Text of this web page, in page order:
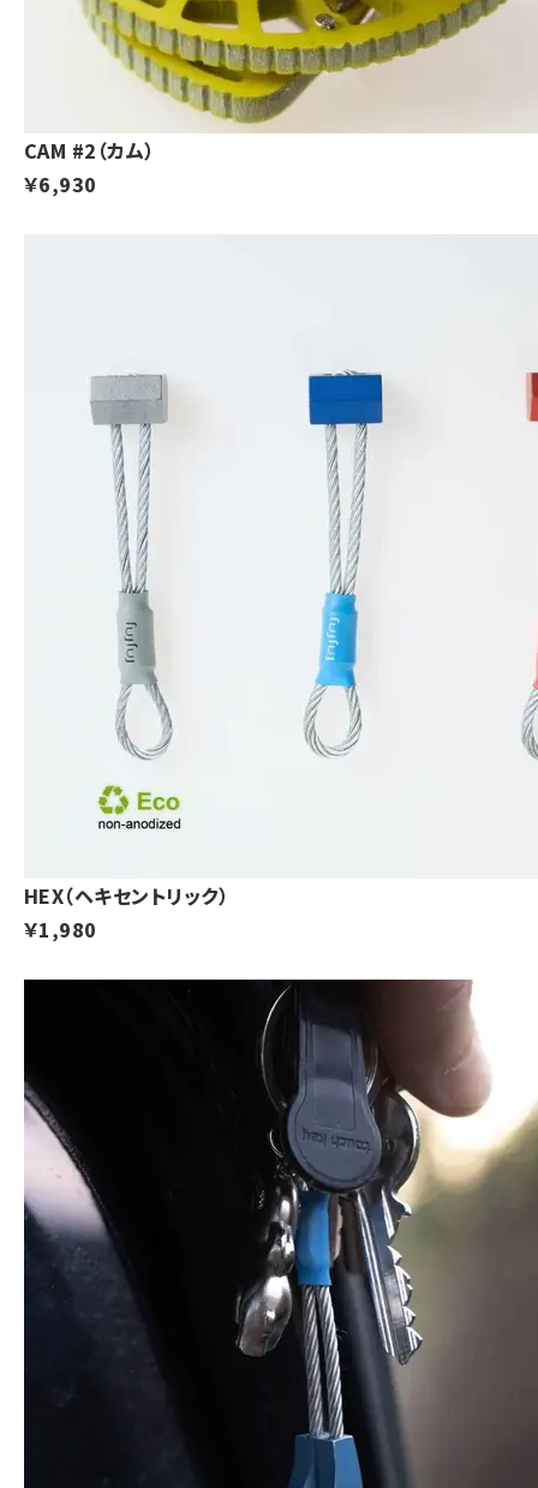
CAM #2（カム）
￥6,930
HEX（ヘキセントリック）
￥1,980